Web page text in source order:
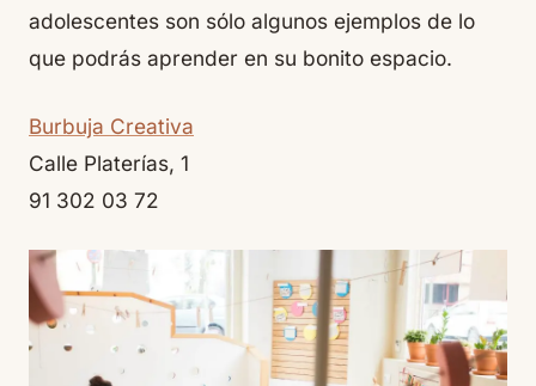
adolescentes son sólo algunos ejemplos de lo
que podrás aprender en su bonito espacio.
Burbuja Creativa
Calle Platerías, 1
91 302 03 72